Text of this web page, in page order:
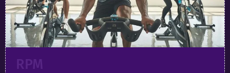
RPM